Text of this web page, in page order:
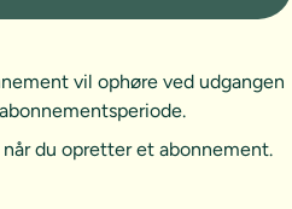
vil ophøre ved udgangen
når du opretter et abonnement.